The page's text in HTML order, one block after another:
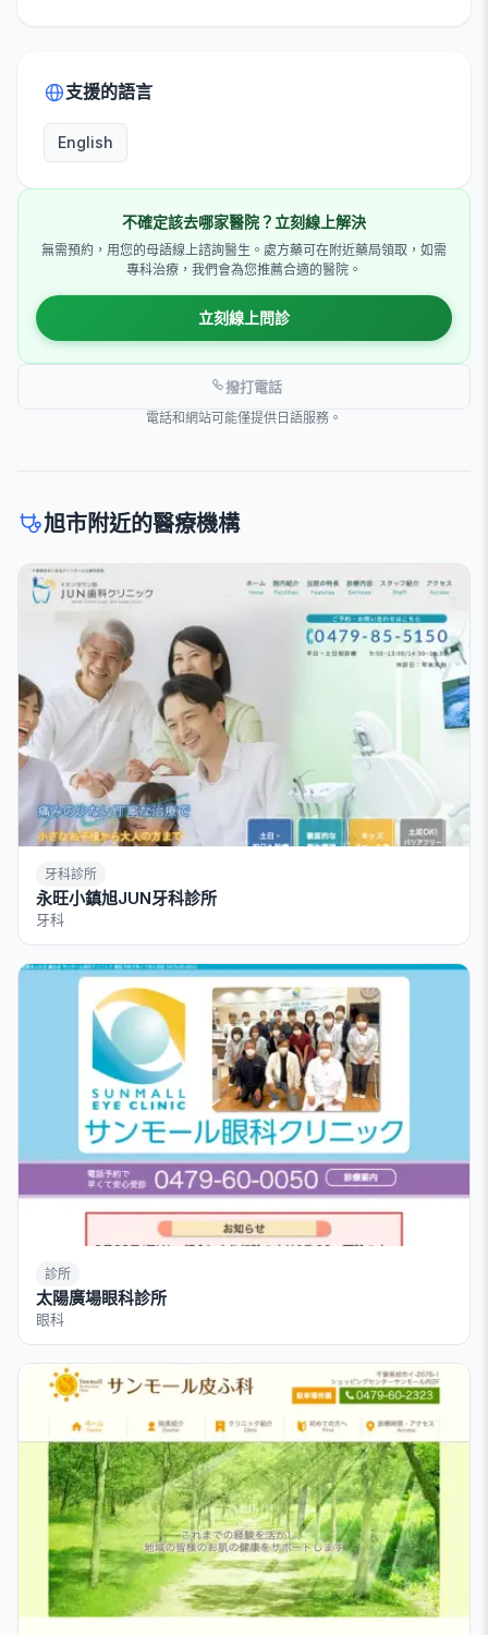
支援的語言
English
不確定該去哪家醫院？立刻線上解決
無需預約，用您的母語線上諮詢醫生。處方藥可在附近藥局領取，如需
專科治療，我們會為您推薦合適的醫院。
立刻線上問診
撥打電話
電話和網站可能僅提供日語服務。
旭市附近的醫療機構
牙科診所
永旺小鎮旭JUN牙科診所
牙科
診所
太陽廣場眼科診所
眼科